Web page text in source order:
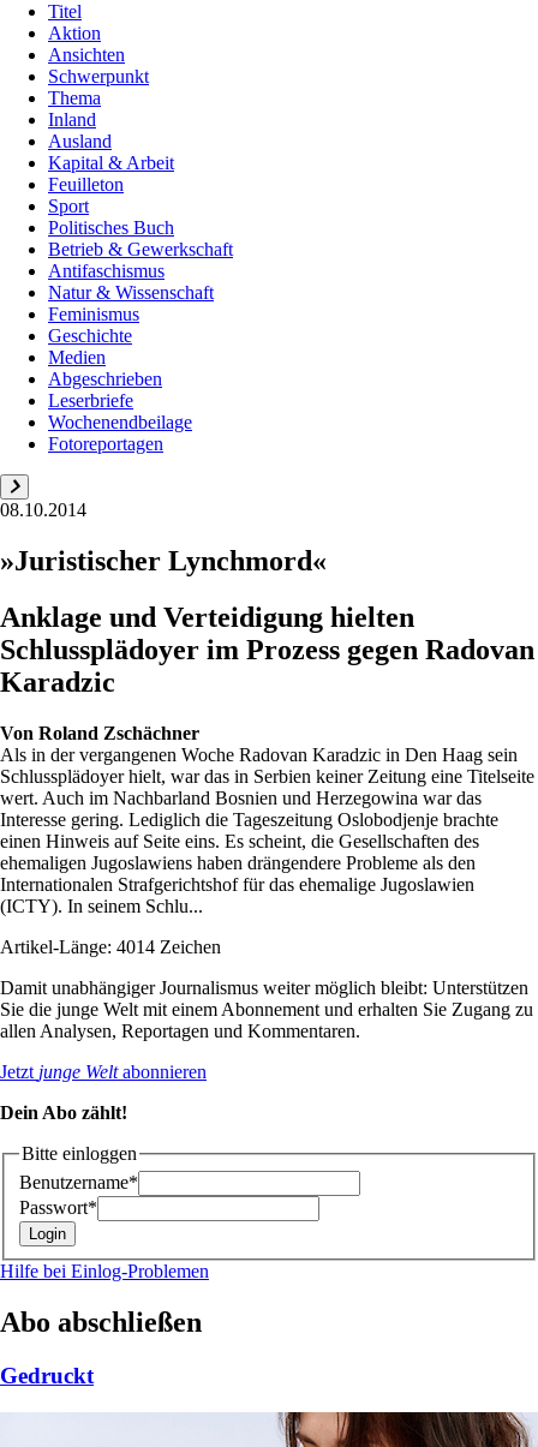
Titel
Aktion
Ansichten
Schwerpunkt
Thema
Inland
Ausland
Kapital & Arbeit
Feuilleton
Sport
Politisches Buch
Betrieb & Gewerkschaft
Antifaschismus
Natur & Wissenschaft
Feminismus
Geschichte
Medien
Abgeschrieben
Leserbriefe
Wochenendbeilage
Fotoreportagen
08.10.2014
»Juristischer Lynchmord«
Anklage und Verteidigung hielten
Schlussplädoyer im Prozess gegen Radovan
Karadzic
Von Roland Zschächner
Als in der vergangenen Woche Radovan Karadzic in Den Haag sein
Schlussplädoyer hielt, war das in Serbien keiner Zeitung eine Titelseite
wert. Auch im Nachbarland Bosnien und Herzegowina war das
Interesse gering. Lediglich die Tageszeitung Oslobodjenje brachte
einen Hinweis auf Seite eins. Es scheint, die Gesellschaften des
ehemaligen Jugoslawiens haben drängendere Probleme als den
Internationalen Strafgerichtshof für das ehemalige Jugoslawien
(ICTY). In seinem Schlu...
Artikel-Länge: 4014 Zeichen
Damit unabhängiger Journalismus weiter möglich bleibt: Unterstützen
Sie die junge Welt mit einem Abonnement und erhalten Sie Zugang zu
allen Analysen, Reportagen und Kommentaren.
Jetzt junge Weltabonnieren
Dein Abo zählt!
Bitte einloggen
Benutzername*
Passwort*
Hilfe bei Einlog-Problemen
Abo abschließen
Gedruckt